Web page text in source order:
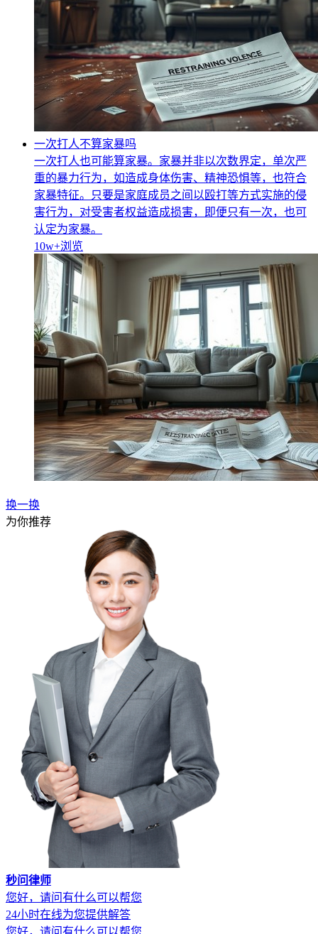
一次打人不算家暴吗
一次打人也可能算家暴。家暴并非以次数界定，单次严
重的暴力行为，如造成身体伤害、精神恐惧等，也符合
家暴特征。只要是家庭成员之间以殴打等方式实施的侵
害行为，对受害者权益造成损害，即便只有一次，也可
认定为家暴。
10w+浏览
换一换
为你推荐
秒问律师
您好，请问有什么可以帮您
24小时在线为您提供解答